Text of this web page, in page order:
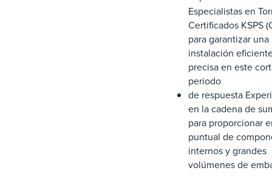
Especialistas en
Certificados KSPS
para garantizar una
instalación
precisa en este
periodo
de respuesta
en la cadena de
para proporcionar
puntual de
internos y grandes
volúmenes de